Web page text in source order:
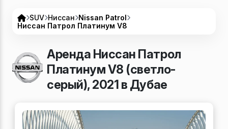
SUV Ниссан Nissan Patrol
Ниссан Патрол Платинум V8
Аренда Ниссан Патрол
Платинум V8 (светло-
серый), 2021 в Дубае